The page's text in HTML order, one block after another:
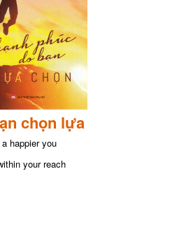
chọn lựa
happier you
your reach